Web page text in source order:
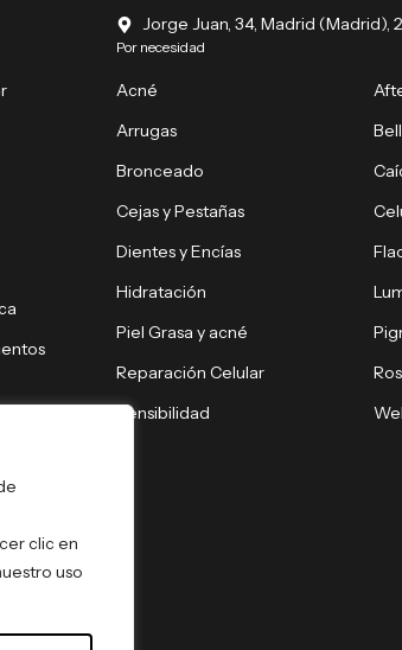
clic en
uso
Jorge Juan, 34, Madrid (Madrid),
Por necesidad
Acné
Arrugas
Bronceado
Cejas y Pestañas
Dientes y Encías
Hidratación
Piel Grasa y acné
Reparación Celular
Sensibilidad